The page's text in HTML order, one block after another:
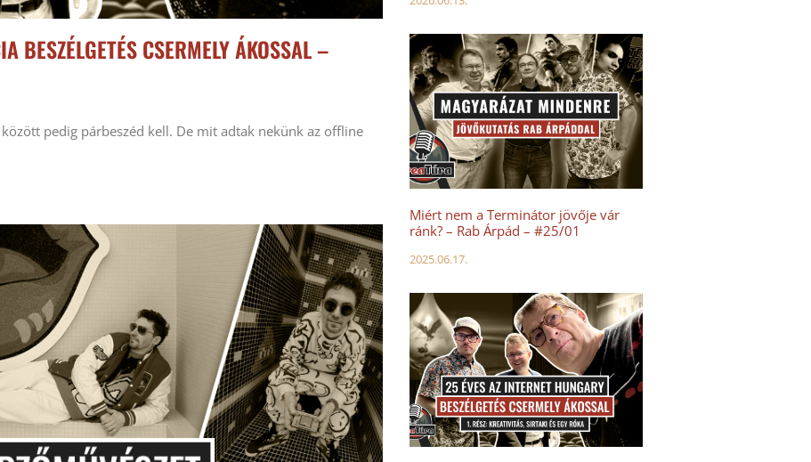
BESZÉLGETÉS CSERMELY ÁKOSSAL –
pedig párbeszéd kell. De mit adtak nekünk az offline
Miért nem a Terminátor jövője vár
ránk? – Rab Árpád – #25/01
2025.06.17.